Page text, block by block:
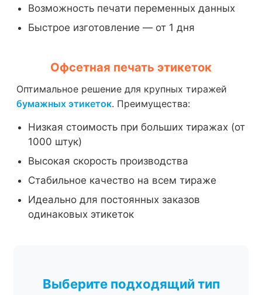
Возможность печати переменных данных
Быстрое изготовление — от 1 дня
Офсетная печать этикеток
Оптимальное решение для крупных тиражей
бумажных этикеток. Преимущества:
Низкая стоимость при больших тиражах (от
1000 штук)
Высокая скорость производства
Стабильное качество на всем тираже
Идеально для постоянных заказов
одинаковых этикеток
Выберите подходящий тип